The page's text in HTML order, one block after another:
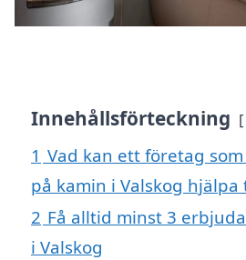
Innehållsförteckning
1 Vad kan ett företag
på kamin i Valskog hjälpa
2 Få alltid minst 3
i Valskog